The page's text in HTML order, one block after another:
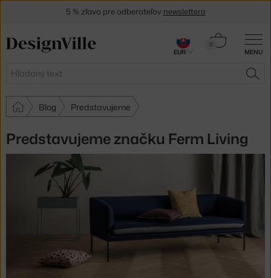
MENU
Hľadať
0
Košík
Blog Predstavujeme
Predstavujeme značku Ferm Living
5 % zľava pre odberateľov newslettera
EUR